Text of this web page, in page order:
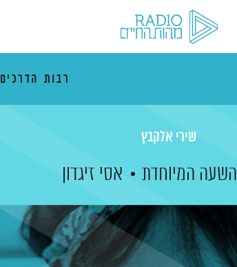
רבות הדרכים
שירי אלקבץ
השעה המיוחדת אסי זיגדון